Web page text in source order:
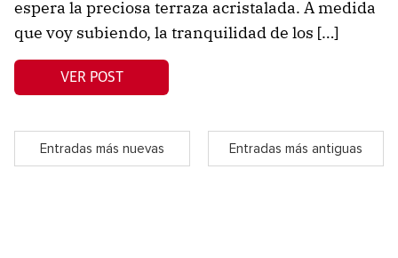
espera la preciosa terraza acristalada. A medida
que voy subiendo, la tranquilidad de los […]
VER POST
Entradas más nuevas Entradas más antiguas